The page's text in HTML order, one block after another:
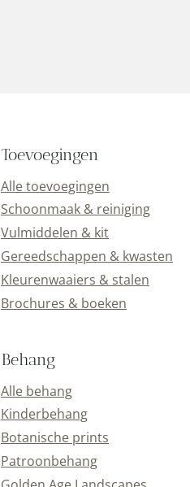
Toevoegingen
Alle toevoegingen
Schoonmaak & reiniging
Vulmiddelen & kit
Gereedschappen & kwasten
Kleurenwaaiers & stalen
Brochures & boeken
Behang
Alle behang
Kinderbehang
Botanische prints
Patroonbehang